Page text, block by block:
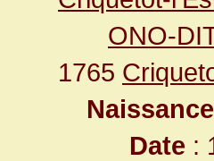
ONO-
1765
Naissance
Date :